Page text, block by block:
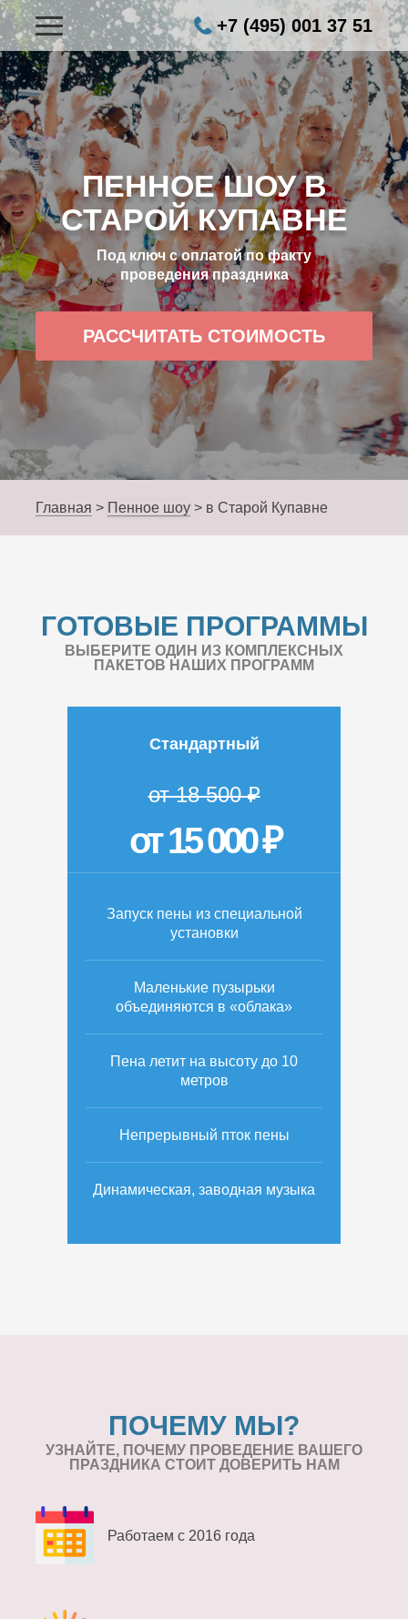
+7 (495) 001 37 51
ПЕННОЕ ШОУ В
СТАРОЙ КУПАВНЕ
Под ключ с оплатой по факту
проведения праздника
РАССЧИТАТЬ СТОИМОСТЬ
Главная > Пенное шоу > в Старой Купавне
ГОТОВЫЕ ПРОГРАММЫ
ВЫБЕРИТЕ ОДИН ИЗ КОМПЛЕКСНЫХ
ПАКЕТОВ НАШИХ ПРОГРАММ
Стандартный
от 18 500 ₽
от 15 000 ₽
Запуск пены из специальной
установки
Маленькие пузырьки
объединяются в «облака»
Пена летит на высоту до 10
метров
Непрерывный пток пены
Динамическая, заводная музыка
ПОЧЕМУ МЫ?
УЗНАЙТЕ, ПОЧЕМУ ПРОВЕДЕНИЕ ВАШЕГО
ПРАЗДНИКА СТОИТ ДОВЕРИТЬ НАМ
Работаем с 2016 года